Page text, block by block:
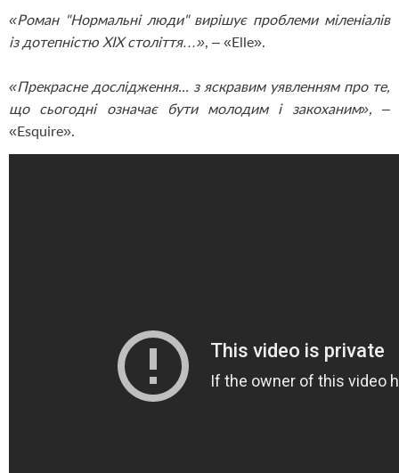
«Роман "Нормальні люди" вирішує проблеми міленіалів
із дотепністю XIX століття…», – «Elle».
«Прекрасне дослідження... з яскравим уявленням про те,
що сьогодні означає бути молодим і закоханим», –
«Esquire».